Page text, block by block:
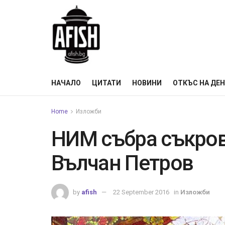
НАЧАЛО ЦИТАТИ НОВИНИ ОТКЪС НА
Home Изложби
НИМ събра
Вълчан Петров
by afish 22 September 2016 in Изложби